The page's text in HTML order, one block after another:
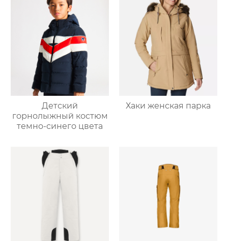
Детский
горнолыжный костюм
темно-синего цвета
Хаки женская парка